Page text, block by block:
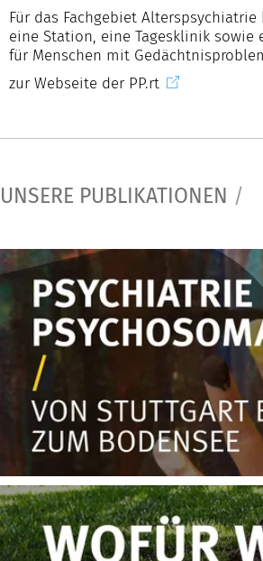
Für das Fachgebiet
eine Station, eine Tagesklinik sowie
für Menschen mit
zur Webseite der PP.rt
UNSERE PUBLIKATIONEN /